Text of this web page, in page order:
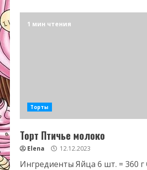
1 мин чтения
Торты
Торт Птичье молоко
Elena 12.12.2023
Ингредиенты Яйца 6 шт. = 360 г